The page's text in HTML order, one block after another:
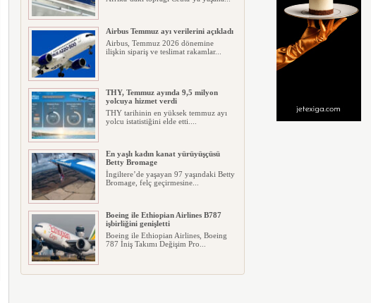
Airbus Temmuz ayı verilerini açıkladı
Airbus, Temmuz 2026 dönemine
ilişkin sipariş ve teslimat rakamlar...
THY, Temmuz ayında 9,5 milyon
yolcuya hizmet verdi
THY tarihinin en yüksek temmuz ayı
yolcu istatistiğini elde etti....
En yaşlı kadın kanat yürüyüşçüsü
Betty Bromage
İngiltere’de yaşayan 97 yaşındaki Betty
Bromage, felç geçirmesine...
Boeing ile Ethiopian Airlines B787
işbirliğini genişletti
Boeing ile Ethiopian Airlines, Boeing
787 İniş Takımı Değişim Pro...
A319 orman yangınlarında